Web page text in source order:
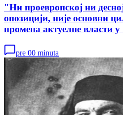
"Ни проевропској ни
опозицији, није основни
промена актуелне власти
pre 00 minuta